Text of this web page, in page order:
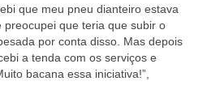
que meu pneu dianteiro estava
que teria que subir o
por conta disso. Mas depois
a tenda com os serviços e
bacana essa iniciativa!”,